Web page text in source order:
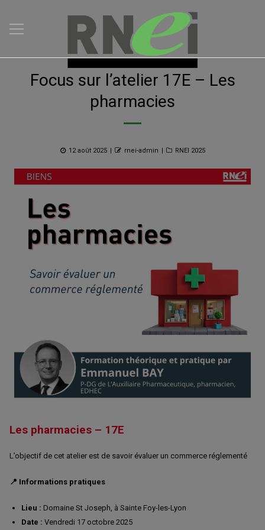
Focus sur l’atelier 17E – Les
pharmacies
Posted
12 août 2025 Author
rnei-admin Categories
RNEI 2025
Les pharmacies – 17E
L’objectif de cet atelier est de savoir évaluer un commerce réglementé
📍 Informations pratiques
Lieu : Domaine St Joseph, à Sainte Foy-les-Lyon
Date : Vendredi 17 octobre 2025